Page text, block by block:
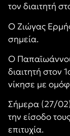
τον διαιτητή
Ο Ζιώγας
σημεία.
Ο
διαιτητή στον
νίκησε με
Σήμερα (27/02)
την είσοδο
επιτυχία.